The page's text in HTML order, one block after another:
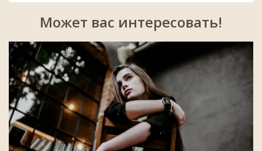
Может вас интересовать!